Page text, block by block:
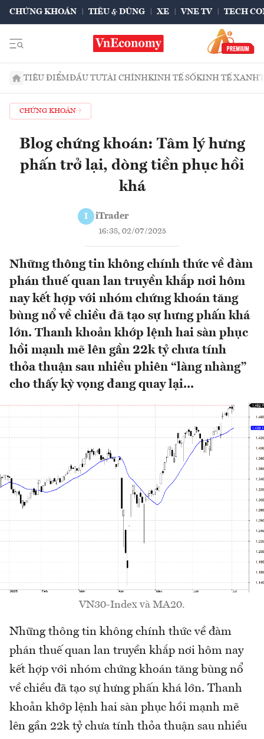
CHỨNG KHOÁN TIÊU & DÙNG XE VNE TV TECH
TIÊU ĐIỂMĐẦU TƯTÀI CHÍNHKINH TẾ SỐKINH TẾ XANH
CHỨNG KHOÁN
Blog chứng khoán: Tâm lý hưng
phấn trở lại, dòng tiền phục hồi
khá
I iTrader
16:38, 02/07/2025
Những thông tin không chính thức về đàm
phán thuế quan lan truyền khắp nơi hôm
nay kết hợp với nhóm chứng khoán tăng
bùng nổ về chiều đã tạo sự hưng phấn khá
lớn. Thanh khoản khớp lệnh hai sàn phục
hồi mạnh mẽ lên gần 22k tỷ chưa tính
thỏa thuận sau nhiều phiên “làng nhàng”
cho thấy kỳ vọng đang quay lại...
VN30-Index và MA20.
Những thông tin không chính thức về đàm
phán thuế quan lan truyền khắp nơi hôm nay
kết hợp với nhóm chứng khoán tăng bùng nổ
về chiều đã tạo sự hưng phấn khá lớn. Thanh
khoản khớp lệnh hai sàn phục hồi mạnh mẽ
lên gần 22k tỷ chưa tính thỏa thuận sau nhiều